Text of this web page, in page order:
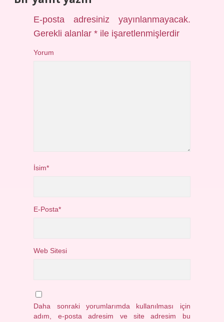
E-posta adresiniz yayınlanmayacak.
Gerekli alanlar* ile işaretlenmişlerdir
Yorum
İsim*
E-Posta*
Web Sitesi
Daha sonraki yorumlarımda kullanılması için
adım, e-posta adresim ve site adresim bu